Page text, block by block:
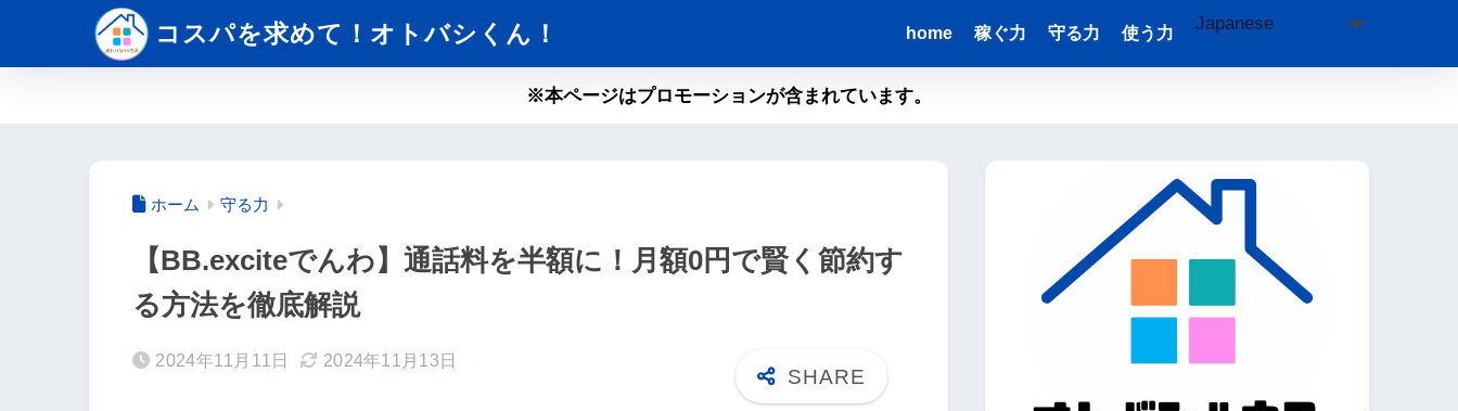
コスパを求めて！オトバシくん！ home 稼ぐ力 守る力 使う力
※本ページはプロモーションが含まれています。
ホーム 守る力
【BB.exciteでんわ】通話料を半額に！月額0円で賢く節約す
る方法を徹底解説
2024年11月11日 2024年11月13日